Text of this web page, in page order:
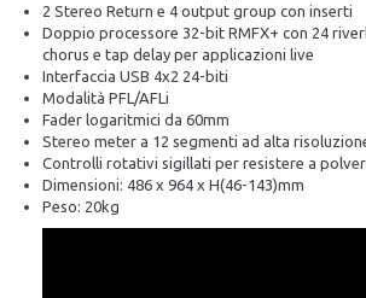
2 Stereo Return e 4 output group con inserti
Doppio processore 32-bit RMFX+ con 24
chorus e tap delay per applicazioni live
Interfaccia USB 4x2 24-biti
Modalità PFL/AFLi
Fader logaritmici da 60mm
Stereo meter a 12 segmenti ad alta
Controlli rotativi sigillati per resistere a
Dimensioni: 486 x 964 x H(46-143)mm
Peso: 20kg